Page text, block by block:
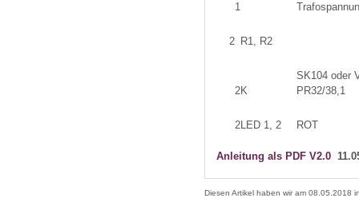
1
2 R1, R2
2K
SK104 oder
PR32/38,1
2LED 1, 2 ROT
Anleitung als PDF V2.0
Diesen Artikel haben wir am 08.05.2018